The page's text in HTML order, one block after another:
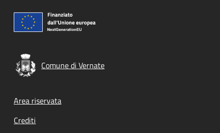
Comune di Vernate
Footer menu
Area riservata
Crediti